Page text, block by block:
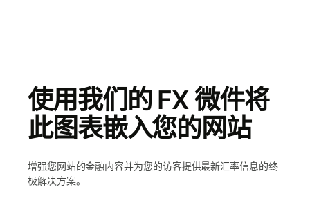
使用我们的 FX 微件将
此图表嵌入您的网站
增强您网站的金融内容并为您的访客提供最新汇率信息的终
极解决方案。